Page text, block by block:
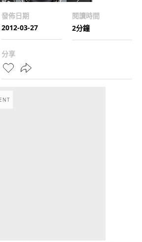
發佈日期
2012-03-27
閱讀時間
2分鐘
分享